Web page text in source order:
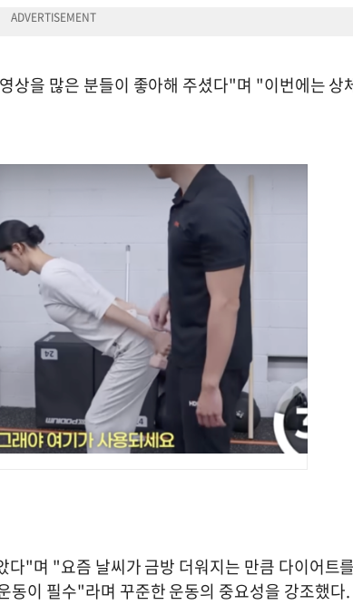
상을 많은 분들이 좋아해 주셨다"며 "이번에는 상
"며 "요즘 날씨가 금방 더워지는 만큼 다이어트
이 필수"라며 꾸준한 운동의 중요성을 강조했다.